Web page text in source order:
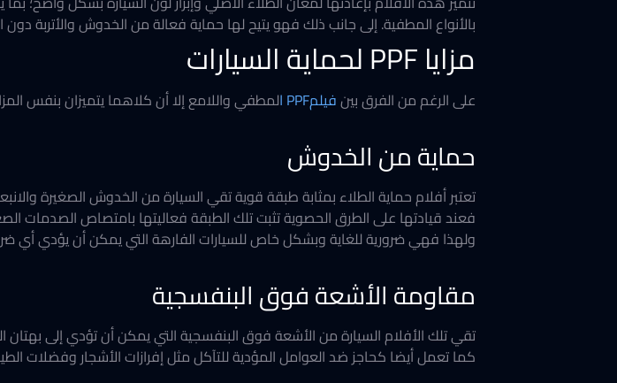
بالأنواع المطفية. إلى جانب ذلك فهو يتيح لها حماية فعالة من الخدوش والأتربة دون
مزايا PPF لحماية السيارات
على الرغم من الفرق بينفيلمPPF ا لمطفي واللامع إلا أن كلاهما يتميزان بنفس
حماية من الخدوش
تعتبر أفلام حماية الطلاء بمثابة طبقة قوية تقي السيارة من الخدوش الصغيرة
فعند قيادتها على الطرق الحصوية تثبت تلك الطبقة فعاليتها بامتصاص الصدمات
ولهذا فهي ضرورية للغاية وبشكل خاص للسيارات الفارهة التي يمكن أن يؤدي أي
مقاومة الأشعة فوق البنفسجية
تقي تلك الأفلام السيارة من الأشعة فوق البنفسجية التي يمكن أن تؤدي إلى
كما تعمل أيضا كحاجز ضد العوامل المؤدية للتآكل مثل إفرازات الأشجار وفضلات